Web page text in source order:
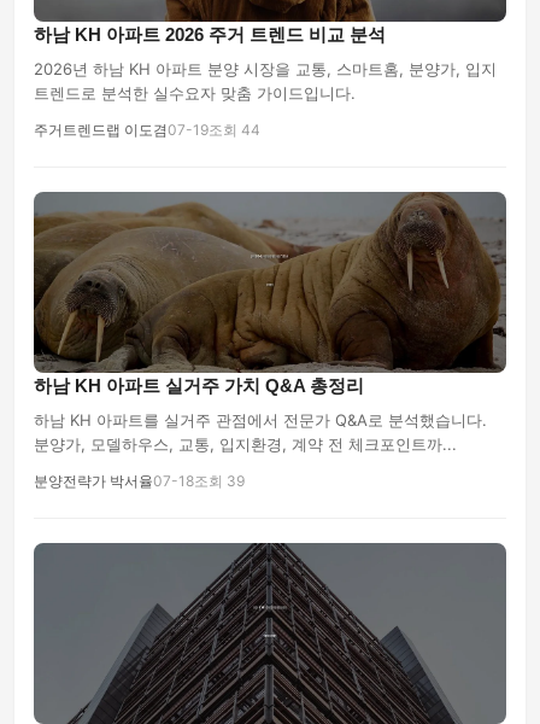
하남 KH 아파트 2026 주거 트렌드 비교 분석
2026년 하남 KH 아파트 분양 시장을 교통, 스마트홈, 분양가, 입지
트렌드로 분석한 실수요자 맞춤 가이드입니다.
주거트렌드랩 이도겸07-19조회 44
하남 KH 아파트 실거주 가치 Q&A 총정리
하남 KH 아파트를 실거주 관점에서 전문가 Q&A로 분석했습니다.
분양가, 모델하우스, 교통, 입지환경, 계약 전 체크포인트까...
분양전략가 박서율07-18조회 39